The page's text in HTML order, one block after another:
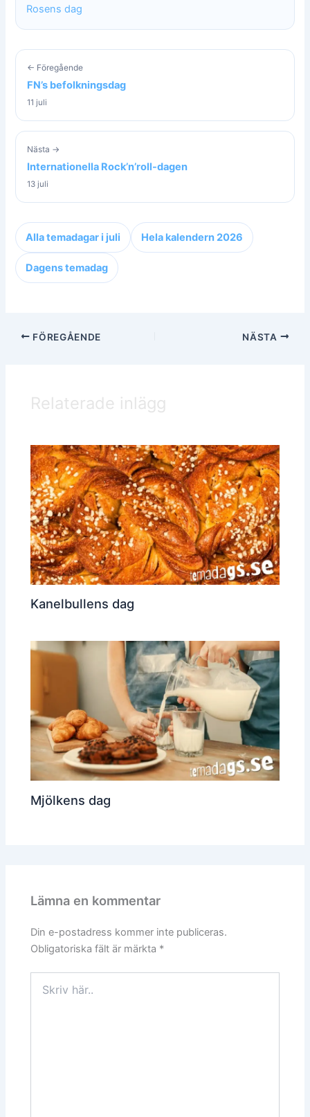
Rosens dag
← Föregående
FN’s befolkningsdag
11 juli
Nästa →
Internationella Rock’n’roll-dagen
13 juli
Alla temadagar i juli Hela kalendern 2026
Dagens temadag
FÖREGÅENDE NÄSTA
Relaterade inlägg
Kanelbullens dag
Mjölkens dag
Lämna en kommentar
Din e-postadress kommer inte publiceras.
Obligatoriska fält är märkta *
här..